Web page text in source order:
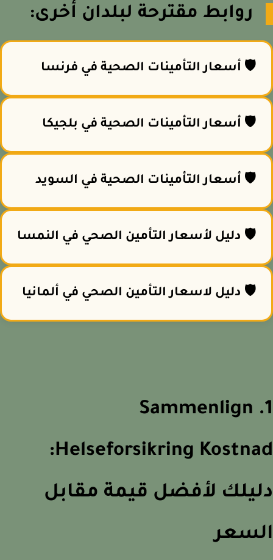
روابط مقترحة لبلدان أخرى:
🛡️ أسعار التأمينات الصحية في فرنسا
🛡️ أسعار التأمينات الصحية في بلجيكا
🛡️ أسعار التأمينات الصحية في السويد
🛡️ دليل لأسعار التأمين الصحي في النمسا
🛡️ دليل لاسعار التأمين الصحي في ألمانيا
1. Sammenlign
Helseforsikring Kostnad:
لأفضل قيمة مقابل